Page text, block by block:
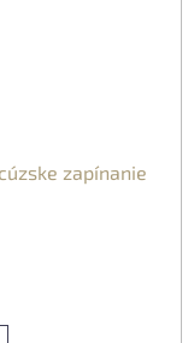
zapínanie